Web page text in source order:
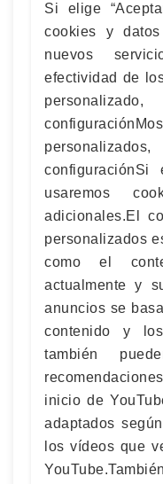
Si elige
cookies y
nuevos
efectividad de
configuraciónSi
usaremos
adicionales.El
personalizados
como el
actualmente y
anuncios se
contenido y
también
inicio de
adaptados
los vídeos que